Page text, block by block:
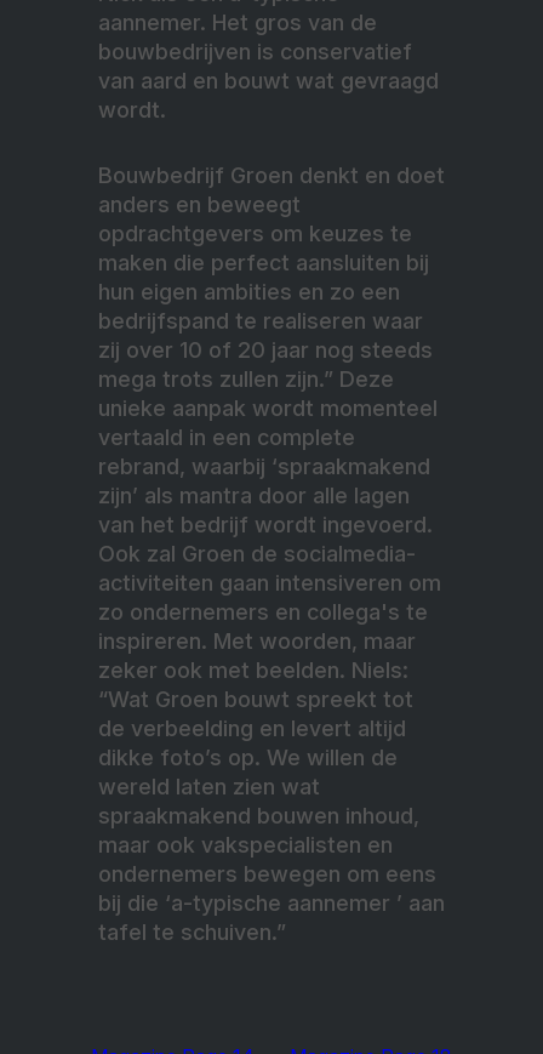
aannemer. Het gros van de
bouwbedrijven is conservatief
van aard en bouwt wat gevraagd
wordt.
Bouwbedrijf Groen denkt en doet
anders en beweegt
opdrachtgevers om keuzes te
maken die perfect aansluiten bij
hun eigen ambities en zo een
bedrijfspand te realiseren waar
zij over 10 of 20 jaar nog steeds
mega trots zullen zijn.” Deze
unieke aanpak wordt momenteel
vertaald in een complete
rebrand, waarbij ‘spraakmakend
zijn’ als mantra door alle lagen
van het bedrijf wordt ingevoerd.
Ook zal Groen de socialmedia-
activiteiten gaan intensiveren om
zo ondernemers en collega's te
inspireren. Met woorden, maar
zeker ook met beelden. Niels:
“Wat Groen bouwt spreekt tot
de verbeelding en levert altijd
dikke foto’s op. We willen de
wereld laten zien wat
spraakmakend bouwen inhoud,
maar ook vakspecialisten en
ondernemers bewegen om eens
bij die ‘a-typische aannemer ’ aan
tafel te schuiven.”